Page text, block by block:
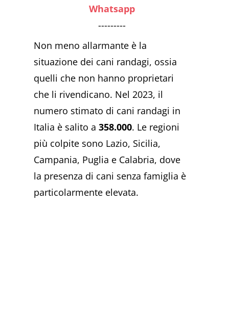
Whatsapp
---------
Non meno allarmante è la
situazione dei cani randagi, ossia
quelli che non hanno proprietari
che li rivendicano. Nel 2023, il
numero stimato di cani randagi in
Italia è salito a358.000. Le regioni
più colpite sono Lazio, Sicilia,
Campania, Puglia e Calabria, dove
la presenza di cani senza famiglia è
particolarmente elevata.